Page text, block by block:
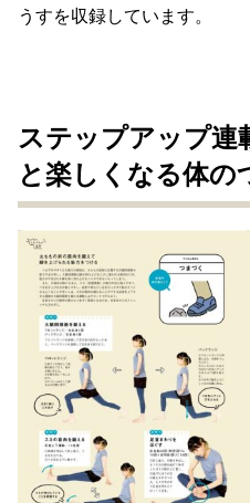
うすを収録しています。
ステップアップ連
と楽しくなる体の